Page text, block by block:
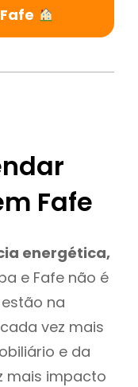
Fafe
energética,
e Fafe não é
na
vez mais
e da
mais impacto